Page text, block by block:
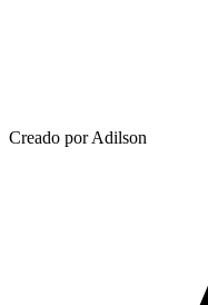
Creado por Adilson